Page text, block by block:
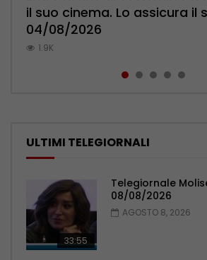
il suo cinema. Lo assicura il
04/08/2026
1.9K
cittadini: ‘Abbiamo paura per
– 07/08/2026
1.2K
l’ambulatorio per curare
– 06/08/2026
1.1K
Pensionati: più relazioni e
prossimità – 04/08/2026
1.1K
Municipale evita il peggio –
1K
ULTIMI TELEGIORNALI
33:55
Telegiornale
08/08/2026
AGOSTO 8, 2026